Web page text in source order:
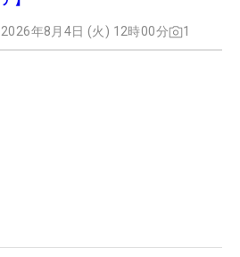
2026年8月4日 (火) 12時00分 1